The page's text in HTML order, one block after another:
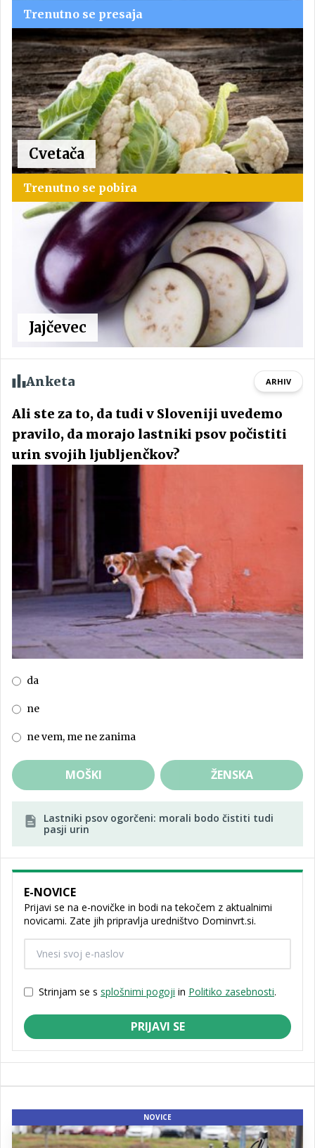
Trenutno se presaja
Cvetača
Trenutno se pobira
Jajčevec
Anketa ARHIV
Ali ste za to, da tudi v Sloveniji uvedemo
pravilo, da morajo lastniki psov počistiti
urin svojih ljubljenčkov?
da
ne
ne vem, me ne zanima
MOŠKI ŽENSKA
Lastniki psov ogorčeni: morali bodo čistiti tudi
pasji urin
E-NOVICE
Prijavi se na e-novičke in bodi na tekočem z aktualnimi
novicami. Zate jih pripravlja uredništvo Dominvrt.si.
Strinjam se s splošnimi pogoji in Politiko zasebnosti.
PRIJAVI SE
NOVICE